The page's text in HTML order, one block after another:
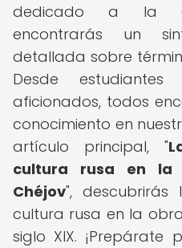
dedicado a la
encontrarás un
detallada sobre
Desde
aficionados, todos
conocimiento en
artículo principal, "
cultura rusa en la
Chéjov",
cultura rusa en la
siglo XIX. ¡Prepárate